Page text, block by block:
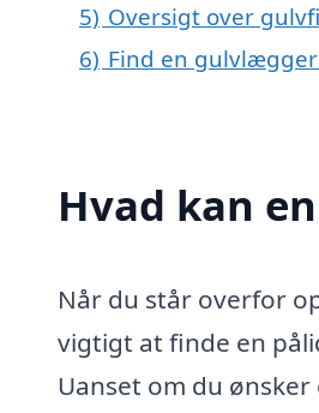
5) Oversigt over
6) Find en
Hvad kan
Når du står overfor
vigtigt at finde en
Uanset om du